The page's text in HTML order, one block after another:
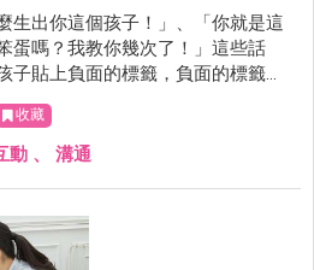
生出你這個孩子！」、「你就是這
蛋嗎？我教你幾次了！」這些話
子貼上負面的標籤，負面的標籤不
孩子的行為，孩子可能因為這些話
而往負面的方向成長。
收藏
動 、 溝通